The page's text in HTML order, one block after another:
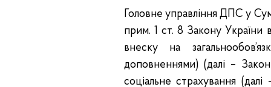
Головне управління ДПС у
прим. 1 ст. 8 Закону
внеску на
доповненнями) (далі –
соціальне страхування